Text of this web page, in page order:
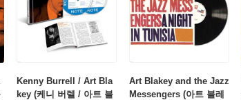
Kenny Burrell / Art Bla
key (케니 버렐 / 아트 블
Art Blakey and the Jazz
Messengers (아트 블레